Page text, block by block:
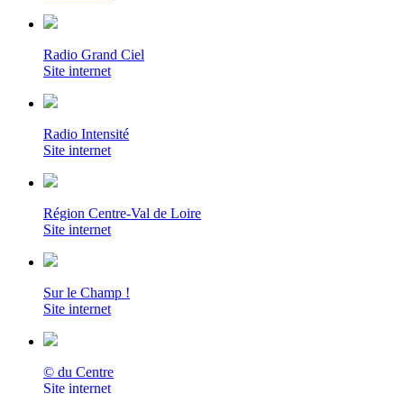
Radio Grand Ciel
Site internet
Radio Intensité
Site internet
Région Centre-Val de Loire
Site internet
Sur le Champ !
Site internet
© du Centre
Site internet